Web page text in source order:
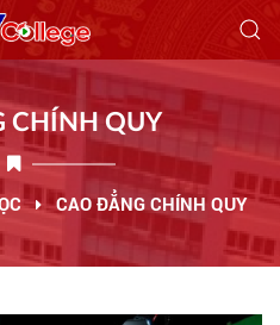
CHÍNH QUY
CAO ĐẲNG CHÍNH QUY